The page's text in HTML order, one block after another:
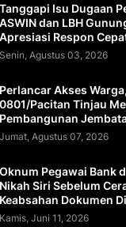
Tanggapi Isu Dugaan
ASWIN dan LBH
Apresiasi Respon
Senin, Agustus 03, 2026
Perlancar Akses
0801/Pacitan Tinjau
Pembangunan
Jumat, Agustus 07, 2026
Oknum Pegawai Bank
Nikah Siri Sebelum
Keabsahan Dokumen
Kamis, Juni 11, 2026